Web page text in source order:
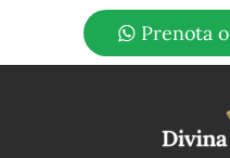
Prenota